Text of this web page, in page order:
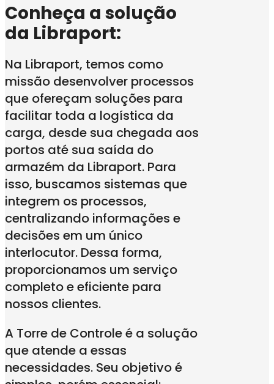
Conheça a solução
da Libraport:
Na Libraport, temos como
missão desenvolver processos
que ofereçam soluções para
facilitar toda a logística da
carga, desde sua chegada aos
portos até sua saída do
armazém da Libraport. Para
isso, buscamos sistemas que
integrem os processos,
centralizando informações e
decisões em um único
interlocutor. Dessa forma,
proporcionamos um serviço
completo e eficiente para
nossos clientes.
A Torre de Controle é a solução
que atende a essas
necessidades. Seu objetivo é